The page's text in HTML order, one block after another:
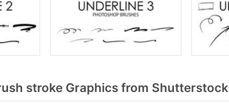
stroke Graphics from Shutterstock